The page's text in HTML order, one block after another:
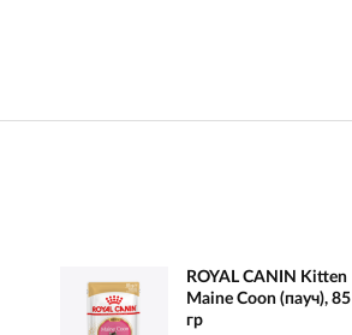
ROYAL CANIN Kitten
Maine Coon (пауч), 85
гр